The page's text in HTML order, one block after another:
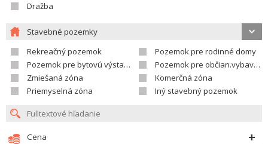
Dražba
Stavebné pozemky
Rekreačný pozemok
Pozemok pre rodinné domy
Pozemok pre bytovú výstavbu
Pozemok pre občian.vybavenosť
Zmiešaná zóna
Komerčná zóna
Priemyselná zóna
Iný stavebný pozemok
Cena